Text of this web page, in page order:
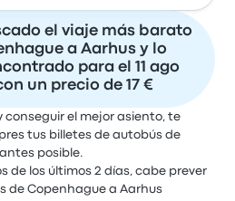
el viaje más barato
a Aarhus y lo
para el 11 ago
un precio de 17 €
conseguir el mejor asiento, te
tus billetes de autobús de
posible.
de los últimos 2 días, cabe prever
de Copenhague a Aarhus